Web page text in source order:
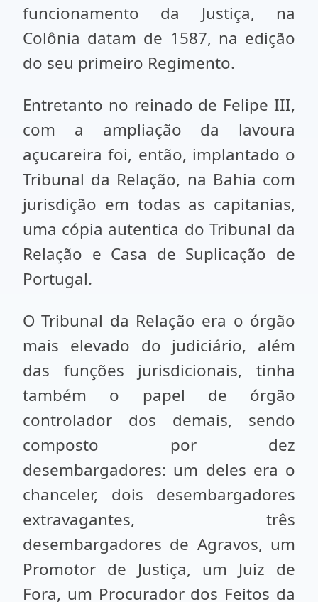
funcionamento da Justiça, na
Colônia datam de 1587, na edição
do seu primeiro Regimento.
Entretanto no reinado de Felipe III,
com a ampliação da lavoura
açucareira foi, então, implantado o
Tribunal da Relação, na Bahia com
jurisdição em todas as capitanias,
uma cópia autentica do Tribunal da
Relação e Casa de Suplicação de
Portugal.
O Tribunal da Relação era o órgão
mais elevado do judiciário, além
das funções jurisdicionais, tinha
também o papel de órgão
controlador dos demais, sendo
composto por dez
desembargadores: um deles era o
chanceler, dois desembargadores
extravagantes, três
desembargadores de Agravos, um
Promotor de Justiça, um Juiz de
Fora, um Procurador dos Feitos da